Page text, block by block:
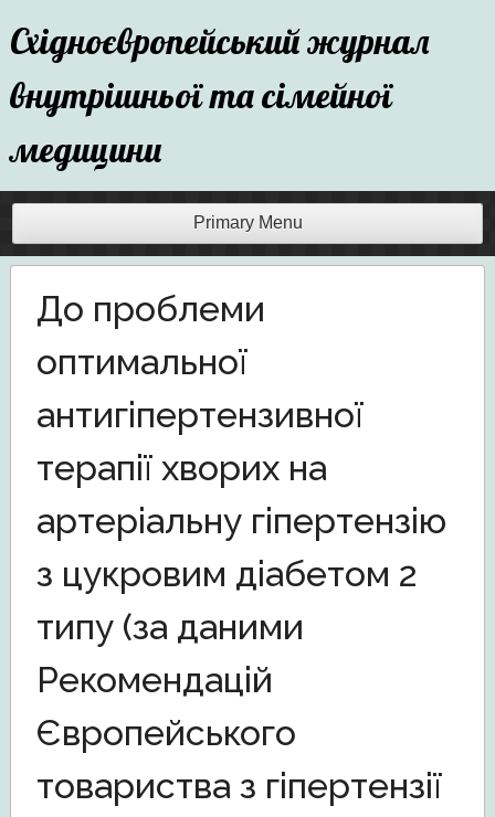
Skip
to
content
Східноєвропейський журнал
внутрішньої та сімейної
медицини
Primary Menu
До проблеми
оптимальної
антигіпертензивної
терапії хворих на
артеріальну гіпертензію
з цукровим діабетом 2
типу (за даними
Рекомендацій
Європейського
товариства з гіпертензії